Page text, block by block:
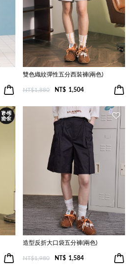
雙色織紋彈性五分西裝褲(兩色)
NT$1,880 NT$ 1,504
造型反折大口袋五分褲(兩色)
NT$1,980 NT$ 1,584